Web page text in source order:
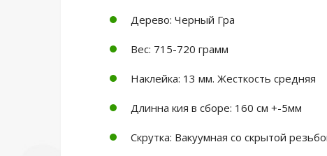
Дерево: Черный Гра
Вес: 715-720 грамм
Наклейка: 13 мм. Жесткость средняя
Длинна кия в сборе: 160 см +-5мм
Скрутка: Вакуумная со скрытой